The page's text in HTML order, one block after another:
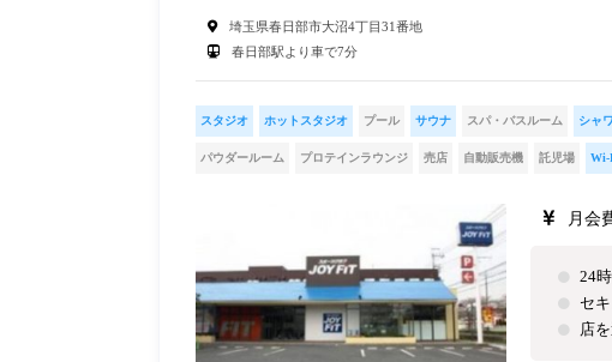
埼玉県春日部市大沼4丁目31番地
春日部駅より車で7分
スタジオ ホットスタジオ プール サウナ スパ・バスルーム シャ
パウダールーム プロテインラウンジ 売店 自動販売機 託児場 Wi-
月会
24
セ
店